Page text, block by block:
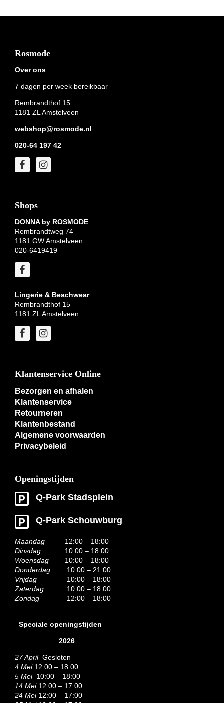
Footer
Rosmode
Over ons
7 dagen per week bereikbaar
Rembrandthof 15
1181 ZL Amstelveen
webshop@rosmode.nl
020-64 197 42
Shops
DONNA by ROSMODE
Rembrandtweg 74
1181 GW Amstelveen
020-6419419
Lingerie & Beachwear
Rembrandthof 15
1181 ZL Amstelveen
Klantenservice Online
Bezorgen en afhalen
Klantenservice
Retourneren
Klantenbestand
Algemene voorwaarden
Privacybeleid
Openingstijden
Q-Park Stadsplein
Q-Park Schouwburg
Maandag
12:00 – 18:00
Dinsdag
10:00 – 18:00
Woensdag
10:00 – 18:00
Donderdag
10:00 – 21:00
Vrijdag
10:00 – 18:00
Zaterdag
10:00 – 18:00
Zondag
12:00 – 18:00
Speciale openingstijden
2026
27 AprilGesloten
4 Mei12:00 – 18:00
5 Mei10:00 – 18:00
14 Mei12:00 – 17:00
24 Mei12:00 – 17:00